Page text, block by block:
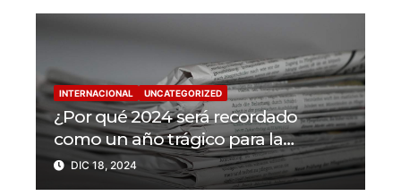
INTERNACIONAL UNCATEGORIZED
¿Por qué 2024 será recordado
como un año trágico para la
libertad de prensa? Un tercio de los
periodistas asesinados por Israel
DIC 18, 2024